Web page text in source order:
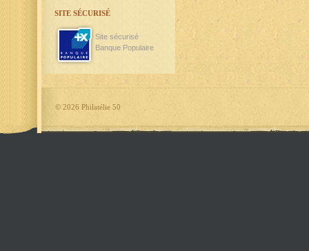
SITE SÉCURISÉ
Site sécurisé
Banque Populaire
© 2026 Philatélie 50